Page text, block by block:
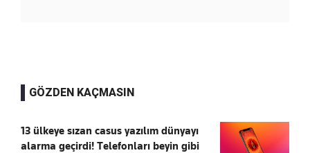
GÖZDEN KAÇMASIN
13 ülkeye sızan casus yazılım dünyayı
alarma geçirdi! Telefonları beyin gibi